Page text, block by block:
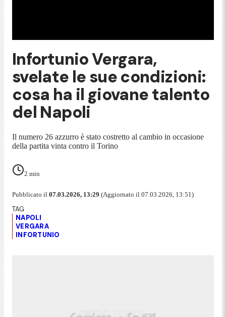
Infortunio Vergara,
svelate le sue condizioni:
cosa ha il giovane talento
del Napoli
Il numero 26 azzurro è stato costretto al cambio in occasione
della partita vinta contro il Torino
2 min
Pubblicato il 07.03.2026, 13:29 (Aggiornato il 07.03.2026, 13:51)
NAPOLI
VERGARA
INFORTUNIO